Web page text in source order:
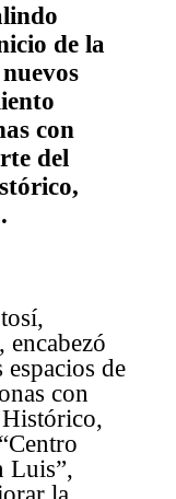
de la
con
del
de
con
Luis”,